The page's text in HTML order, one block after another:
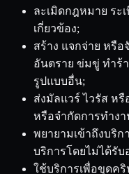
ละเมิดกฎหมาย ร
เกี่ยวข้อง;
สร้าง แจกจ่าย หรื
อันตราย ข่มขู่ ทำร้
รูปแบบอื่น;
ส่งมัลแวร์ ไวรัส ห
หรือจำกัดการทำง
พยายามเข้าถึงบริ
บริการโดยไม่ได้รั
ใช้บริการเพื่อขุดคริ